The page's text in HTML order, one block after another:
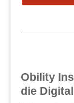
Obility
die